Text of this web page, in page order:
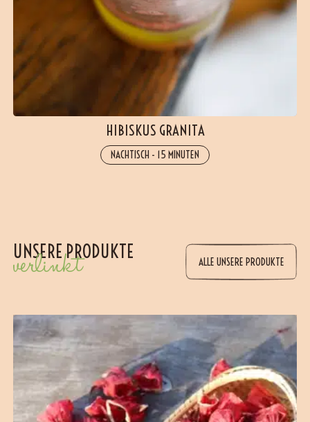
HIBISKUS GRANITA
NACHTISCH - 15 MINUTEN
UNSERE PRODUKTE
verlinkt ALLE UNSERE PRODUKTE